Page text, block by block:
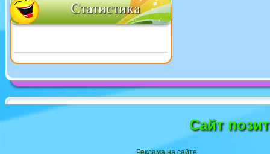
Статистика
Сайт
Реклама на сайте